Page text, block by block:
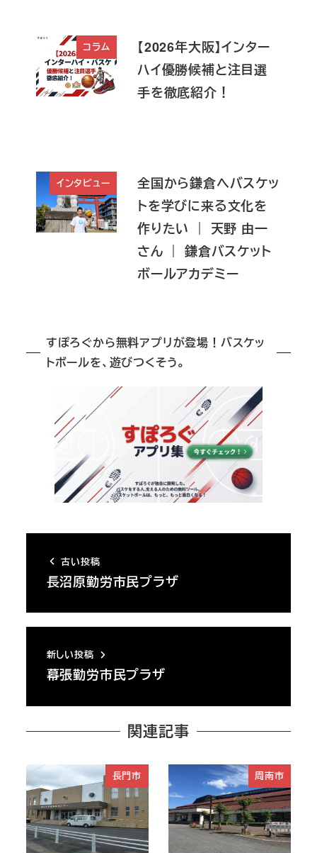
コラム
【2026年大阪】インター
ハイ優勝候補と注目選
手を徹底紹介！
インタビュー
全国から鎌倉へバスケッ
トを学びに来る文化を
作りたい ｜ 天野 由一
さん ｜ 鎌倉バスケット
ボールアカデミー
すぽろぐから無料アプリが登場！バスケッ
トボールを、遊びつくそう。
古い投稿
長沼原勤労市民プラザ
新しい投稿
幕張勤労市民プラザ
関連記事
長門市 周南市